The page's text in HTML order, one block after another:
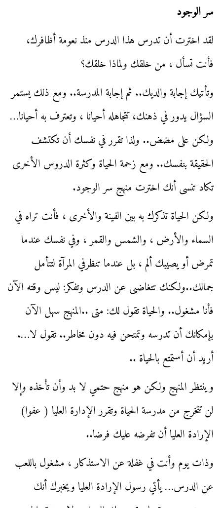
سر الوجود
لقد اخترت أن تدرس هذا الدرس منذ نعومة أظافرك،
فأنت تسأل ، من خلقك ولماذا خلقك؟
وتأتيك إجابة والديك.. ثم إجابة المدرسة.. ومع ذلك يستمر
السؤال يدور في ذهنك، تتجاهله أحيانا ، وتعترف به أحيانا…
ولكن على مضض.. ولذا تقرر في نفسك أن تكتشف
الحقيقة بنفسك.. ومع زحمة الحياة وكثرة الدروس الأخرى
تكاد تنسى أنك اخترت منهج سر الوجود.
ولكن الحياة تذكرك به بين الفينة والأخرى ، فأنت تراه في
السماء والأرض ، والشمس والقمر ، وفي نفسك عندما
تمرض أو يصيبك ألم ، بل عندما تنظرفي المرآة لتتأمل
جمالك..ولكنك تتغاضىى عن الدرس وتفكر: ليس وقته الآن
فأنا مشغول.. والحياة تقول لك: متى ..المنهج سهل الآن
بإمكانك أن تدرسه وتمتحن فيه دون مخاطر.. تقول لا….
أريد أن أستمتع بالحياة ..
وينتظر المنهج ولكن هو منهج حتمي لا بد وأن تأخذه وإلا
لن تتخرج من مدرسة الحياة وتقرر الإدارة العليا ( عفوا)
الإرادة العليا أن تفرضه عليك فرضا..
وذات يوم وأنت في غفلة عن الاستذكار ، مشغول باللعب
عن الدرس… يأتي رسول الإرادة العليا ويخبرك أنك